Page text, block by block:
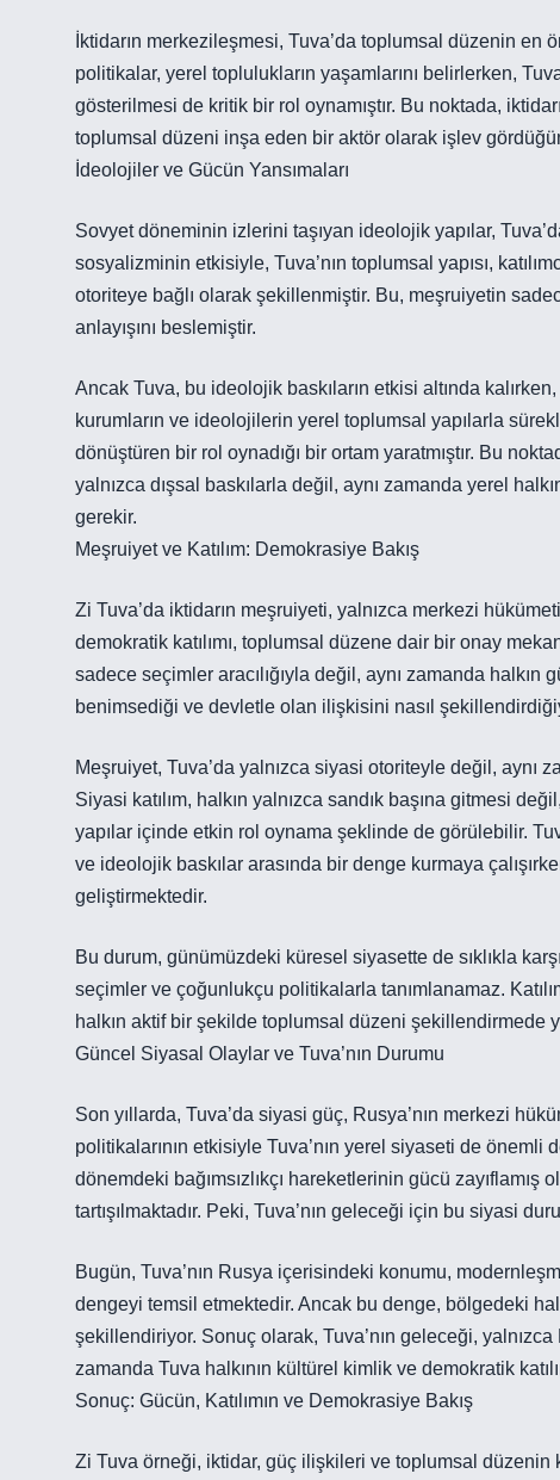
İktidarın merkezileşmesi, Tuva’da toplumsal düzenin en
politikalar, yerel toplulukların yaşamlarını belirlerken,
gösterilmesi de kritik bir rol oynamıştır. Bu noktada,
toplumsal düzeni inşa eden bir aktör olarak işlev
İdeolojiler ve Gücün Yansımaları
Sovyet döneminin izlerini taşıyan ideolojik yapılar,
sosyalizminin etkisiyle, Tuva’nın toplumsal yapısı,
otoriteye bağlı olarak şekillenmiştir. Bu, meşruiyetin
anlayışını beslemiştir.
Ancak Tuva, bu ideolojik baskıların etkisi altında
kurumların ve ideolojilerin yerel toplumsal yapılarla
dönüştüren bir rol oynadığı bir ortam yaratmıştır. Bu
yalnızca dışsal baskılarla değil, aynı zamanda yerel
gerekir.
Meşruiyet ve Katılım: Demokrasiye Bakış
Zi Tuva’da iktidarın meşruiyeti, yalnızca merkezi
demokratik katılımı, toplumsal düzene dair bir onay
sadece seçimler aracılığıyla değil, aynı zamanda halkın
benimsediği ve devletle olan ilişkisini nasıl
Meşruiyet, Tuva’da yalnızca siyasi otoriteyle değil, aynı
Siyasi katılım, halkın yalnızca sandık başına gitmesi
yapılar içinde etkin rol oynama şeklinde de görülebilir.
ve ideolojik baskılar arasında bir denge kurmaya
geliştirmektedir.
Bu durum, günümüzdeki küresel siyasette de sıklıkla
seçimler ve çoğunlukçu politikalarla tanımlanamaz.
halkın aktif bir şekilde toplumsal düzeni şekillendirmede
Güncel Siyasal Olaylar ve Tuva’nın Durumu
Son yıllarda, Tuva’da siyasi güç, Rusya’nın merkezi
politikalarının etkisiyle Tuva’nın yerel siyaseti de önemli
dönemdeki bağımsızlıkçı hareketlerinin gücü
tartışılmaktadır. Peki, Tuva’nın geleceği için bu siyasi
Bugün, Tuva’nın Rusya içerisindeki konumu,
dengeyi temsil etmektedir. Ancak bu denge, bölgedeki
şekillendiriyor. Sonuç olarak, Tuva’nın geleceği,
zamanda Tuva halkının kültürel kimlik ve demokratik
Sonuç: Gücün, Katılımın ve Demokrasiye Bakış
Zi Tuva örneği, iktidar, güç ilişkileri ve toplumsal düzenin